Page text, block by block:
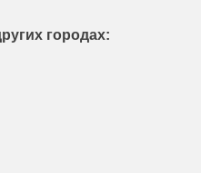
городах: